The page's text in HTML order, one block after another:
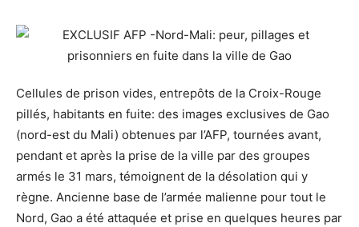
Cellules de prison vides, entrepôts de la Croix-Rouge
pillés, habitants en fuite: des images exclusives de Gao
(nord-est du Mali) obtenues par l’AFP, tournées avant,
pendant et après la prise de la ville par des groupes
armés le 31 mars, témoignent de la désolation qui y
règne. Ancienne base de l’armée malienne pour tout le
Nord, Gao a été attaquée et prise en quelques heures par